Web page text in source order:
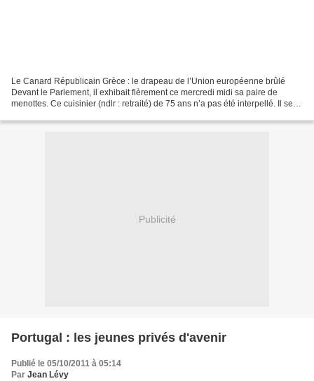
Le Canard Républicain Grèce : le drapeau de l’Union européenne brûlé
Devant le Parlement, il exhibait fièrement ce mercredi midi sa paire de
menottes. Ce cuisinier (ndlr : retraité) de 75 ans n’a pas été interpellé. Il se
Publicité
Portugal : les jeunes privés d'avenir
Publié le 05/10/2011 à 05:14
Par Jean Lévy